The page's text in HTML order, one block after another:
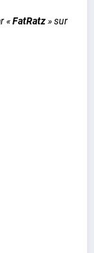
«FatRatz» sur